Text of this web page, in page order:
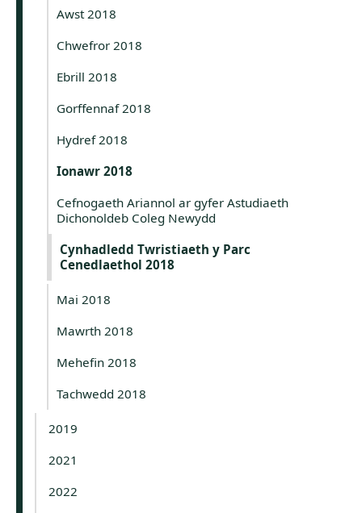
Awst 2018
Chwefror 2018
Ebrill 2018
Gorffennaf 2018
Hydref 2018
Ionawr 2018
Cefnogaeth Ariannol ar gyfer Astudiaeth
Dichonoldeb Coleg Newydd
Cynhadledd Twristiaeth y Parc
Cenedlaethol 2018
Mai 2018
Mawrth 2018
Mehefin 2018
Tachwedd 2018
2019
2021
2022